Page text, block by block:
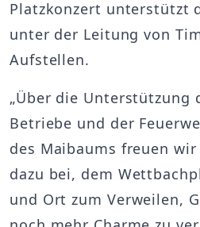
Platzkonzert unterstützt
unter der Leitung von
Aufstellen.
„Über die Unterstützung
Betriebe und der
des Maibaums freuen
dazu bei, dem
und Ort zum Verweilen,